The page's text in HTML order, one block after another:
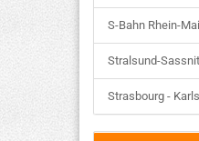
S-Bahn Rhein-
Stralsund-
Strasbourg -